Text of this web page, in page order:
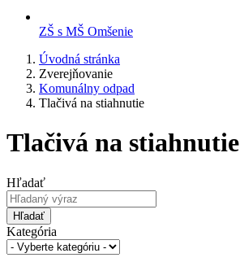
ZŠ s MŠ Omšenie
Úvodná stránka
Zverejňovanie
Komunálny odpad
Tlačivá na stiahnutie
Tlačivá na stiahnutie
Hľadať
Hľadať
Kategória